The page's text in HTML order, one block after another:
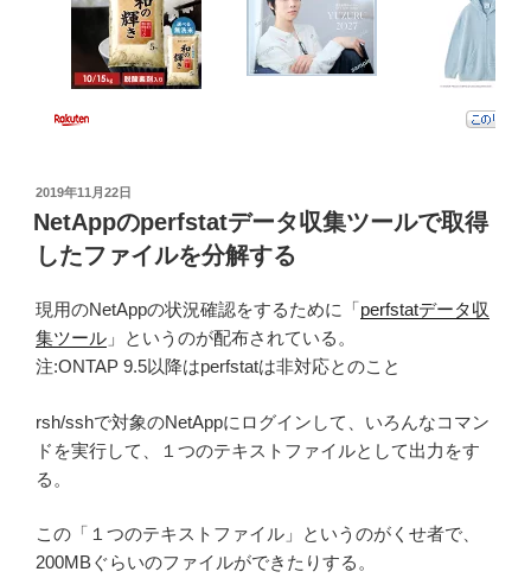
投
稿
日:
2019年11月22日
NetAppのperfstatデータ収集ツールで取得
したファイルを分解する
現用のNetAppの状況確認をするために「perfstatデータ収
集ツール 」というのが配布されている。
注:ONTAP 9.5以降はperfstatは非対応とのこと
rsh/sshで対象のNetAppにログインして、いろんなコマン
ドを実行して、１つのテキストファイルとして出力をす
る。
この「１つのテキストファイル」というのがくせ者で、
200MBぐらいのファイルができたりする。